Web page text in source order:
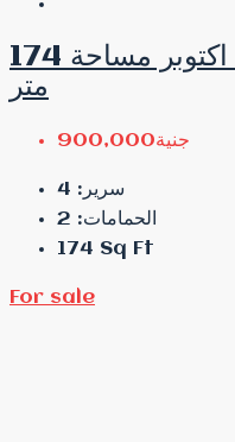
الشقه الدور الثالث ب6 اكتوبر مساحة 174
متر
جنية900,000
سرير: 4
الحمامات: 2
174 Sq Ft
For sale